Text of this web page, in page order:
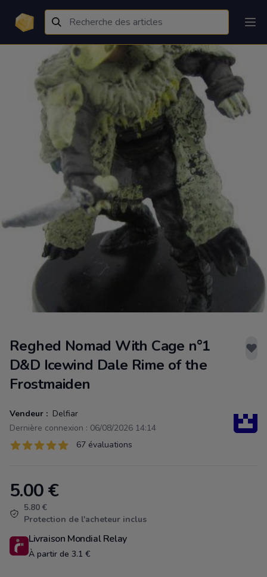
Reghed Nomad With Cage n°1
D&D Icewind Dale Rime of the
Frostmaiden
Vendeur : Delfiar
Dernière connexion : 06/08/2026 14:14
Évaluations
67 sur 5 étoiles 67 évaluations
Product information
5.00€
5.80 €
Protection de l'acheteur inclus
Livraison Mondial Relay
À partir de 3.1 €